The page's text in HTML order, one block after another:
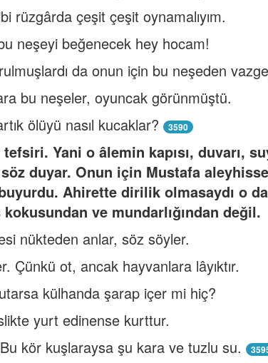
rüzgârda çeşit çeşit oynamalıyım.
neşeyi beğenecek hey hocam!
da onun için bu neşeden
bu neşeler, oyuncak görünmüştü.
ölüyü nasıl kucaklar?
3590
Yani o âlemin kapısı, duvarı,
duyar. Onun için Mustafa
Ahirette dirilik olmasaydı o
ve mundarlığından değil.
nükteden anlar, söz söyler.
ot, ancak hayvanlara lâyıktır.
külhanda şarap içer mi hiç?
yurt edinense kurttur.
kör kuşlaraysa şu kara ve tuzlu su.